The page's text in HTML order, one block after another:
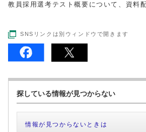
教員採用選考テスト概要について、資料
SNSリンクは別ウィンドウで開きます
探している情報が見つからない
情報が見つからないときは